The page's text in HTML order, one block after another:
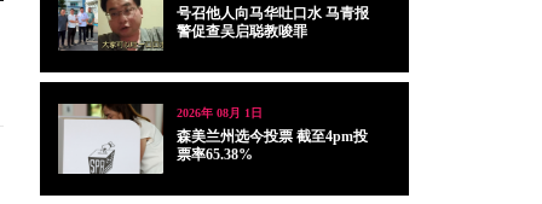
号召他人向马华吐口水 马青报
警促查吴启聪教唆罪
2026年 08月 1日
森美兰州选今投票 截至4pm投
票率65.38%